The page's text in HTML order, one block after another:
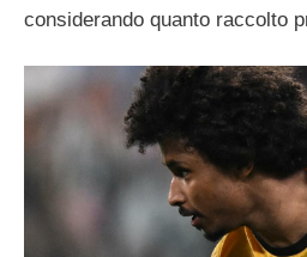
considerando quanto raccolto